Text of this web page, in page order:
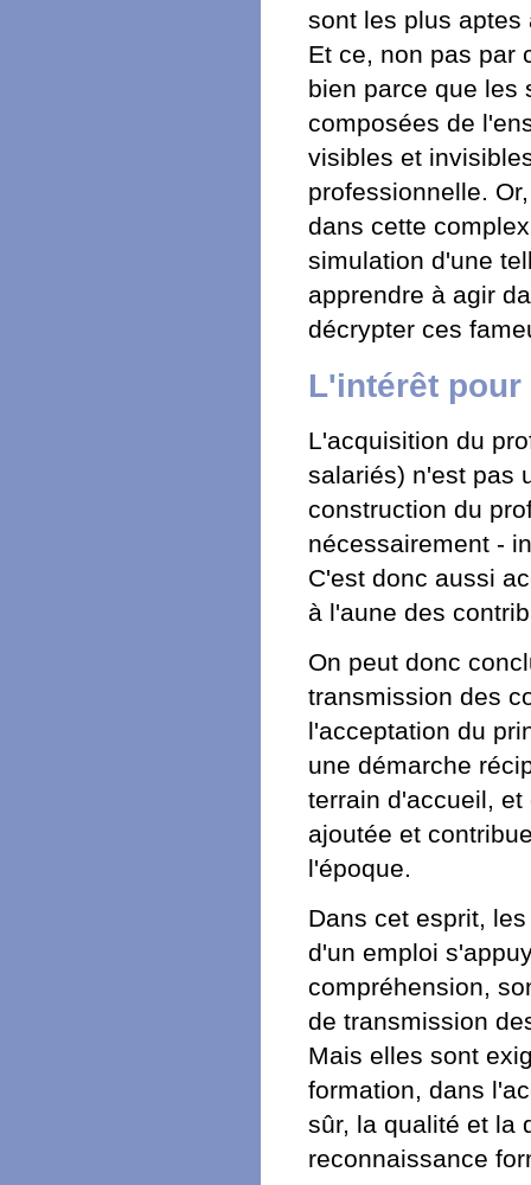
sont les plus aptes
Et ce, non pas par
bien parce que les
composées de
visibles et
professionnelle.
dans cette
simulation d'une
apprendre à agir
décrypter ces
L'intérêt
L'acquisition du
salariés) n'est pas
construction du
nécessairement -
C'est donc aussi
à l'aune des
On peut donc
transmission des
l'acceptation du
une démarche
terrain d'accueil,
ajoutée et
l'époque.
Dans cet esprit,
d'un emploi
compréhension,
de transmission
Mais elles sont
formation, dans
sûr, la qualité et la
reconnaissance